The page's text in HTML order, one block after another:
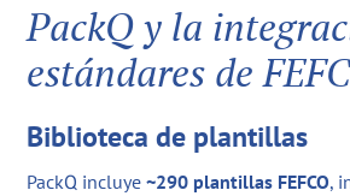
PackQ y la
estándares de
Biblioteca de plantillas
PackQ incluye~290 plantillas FEFCO,